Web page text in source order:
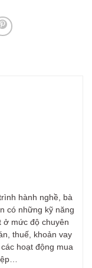
hành nghề, bà
có những kỹ năng
ở mức độ chuyên
thuế, khoản vay
hoạt động mua